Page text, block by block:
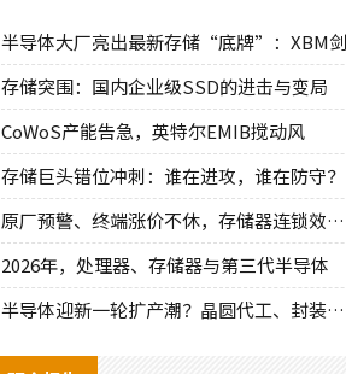
半导体大厂亮出最新存储“底牌”：XBM剑
存储突围：国内企业级SSD的进击与变局
CoWoS产能告急，英特尔EMIB搅动风
存储巨头错位冲刺：谁在进攻，谁在防守？
原厂预警、终端涨价不休，存储器连锁效应持
2026年，处理器、存储器与第三代半导体
半导体迎新一轮扩产潮？晶圆代工、封装、光